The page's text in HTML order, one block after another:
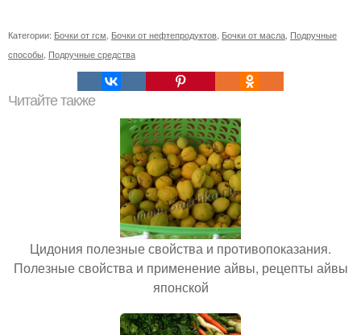
Категории: Бочки от гсм Бочки от нефтепродуктов Бочки от масла Подручные
способы Подручные средства
Читайте также
Цидония полезные свойства и противопоказания.
Полезные свойства и применение айвы, рецепты айвы
японской